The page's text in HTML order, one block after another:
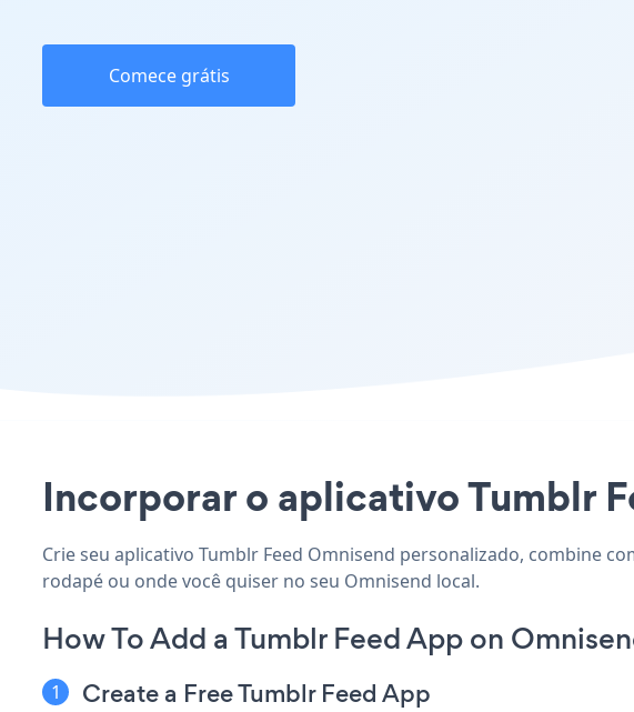
Comece grátis
Incorporar o aplicativo Tumblr
Crie seu aplicativo Tumblr Feed Omnisend personalizado, combine
rodapé ou onde você quiser no seu Omnisend local.
How To Add a Tumblr Feed App on
Create a Free Tumblr Feed App